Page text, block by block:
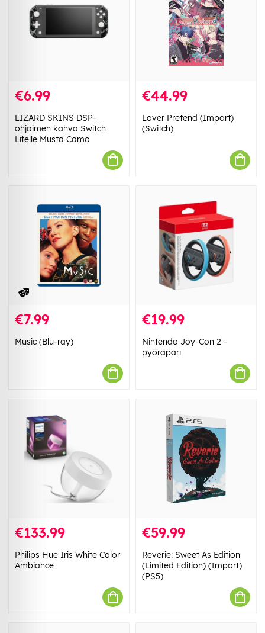
€6.99
LIZARD SKINS DSP-
ohjaimen kahva Switch
Litelle Musta Camo
€44.99
Lover Pretend (Import)
(Switch)
€7.99
Music (Blu-ray)
€19.99
Nintendo Joy-Con 2 -
pyöräpari
€133.99
Philips Hue Iris White Color
Ambiance
€59.99
Reverie: Sweet As Edition
(Limited Edition) (Import)
(PS5)